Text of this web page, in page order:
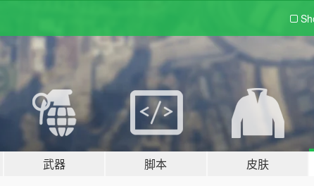
武器 脚本 皮肤